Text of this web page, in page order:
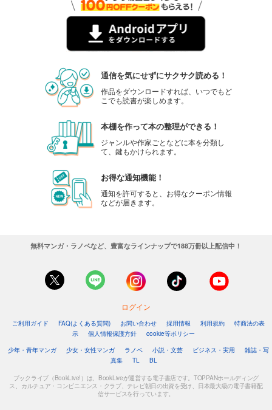
通信を気にせずにサクサク読める！
作品をダウンロードすれば、いつでもど
こでも読書が楽しめます。
本棚を作って本の整理ができる！
ジャンルや作家ごとなどに本を分類し
て、鍵もかけられます。
お得な通知機能！
通知を許可すると、お得なクーポン情報
などが届きます。
無料マンガ・ラノベなど、豊富なラインナップで188万冊以上配信中！
ログイン
ご利用ガイド FAQ(よくある質問) お問い合わせ 採用情報 利用規約
特商法の表
示
個人情報保護方針
cookie等ポリシー
少年・青年マンガ
少女・女性マンガ ラノベ 小説・文芸 ビジネス・実用
雑誌・写
真集
TL BL
ブックライブ（BookLive!）は、BookLiveが運営する電子書店です。TOPPANホールディング
ス、カルチュア・コンビニエンス・クラブ、テレビ朝日の出資を受け、日本最大級の電子書籍配
信サービスを行っています。